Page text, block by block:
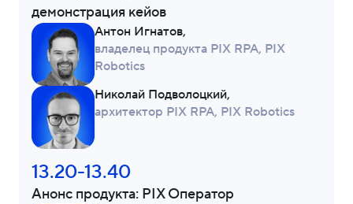
демонстрация кейов
Антон Игнатов,
владелец продукта PIX RPA, PIX
Robotics
Николай Подволоцкий,
архитектор PIX RPA, PIX Robotics
13.20-13.40
Анонс продукта: PIX Оператор